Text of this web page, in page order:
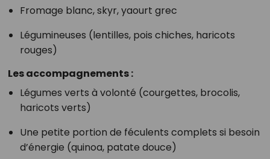
Fromage blanc, skyr, yaourt grec
Légumineuses (lentilles, pois chiches, haricots
rouges)
Les accompagnements :
Légumes verts à volonté (courgettes, brocolis,
haricots verts)
Une petite portion de féculents complets si besoin
d’énergie (quinoa, patate douce)